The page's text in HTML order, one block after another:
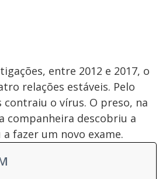
entre 2012 e 2017, o
relações estáveis. Pelo
contraiu o vírus. O preso, na
companheira descobriu a
a fazer um novo exame.